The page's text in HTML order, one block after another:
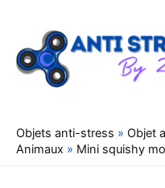
contenu
Objets anti-stress » Objet
Animaux » Mini squishy